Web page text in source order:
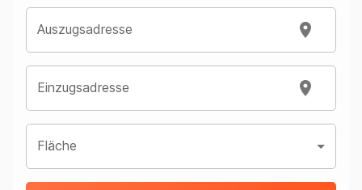
Auszugsadresse
Einzugsadresse
Fläche